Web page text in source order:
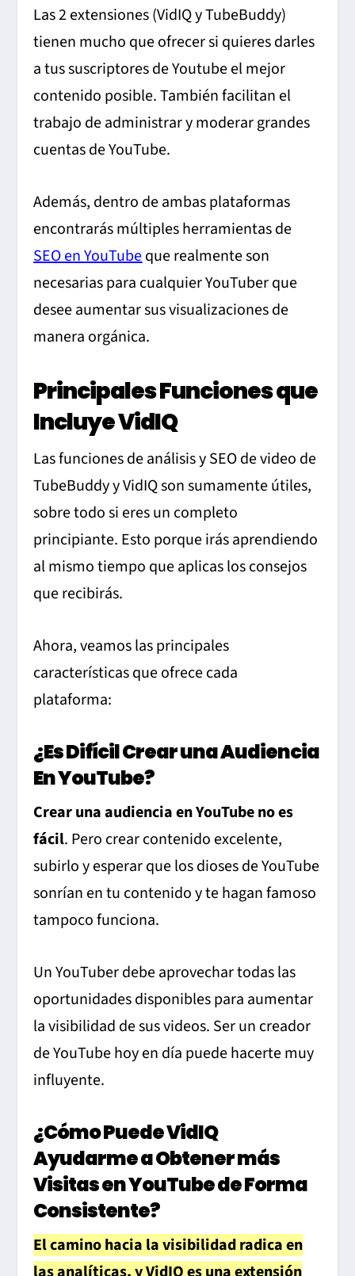
Las 2 extensiones (VidIQ y TubeBuddy)
tienen mucho que ofrecer si quieres darles
a tus suscriptores de Youtube el mejor
contenido posible. También facilitan el
trabajo de administrar y moderar grandes
cuentas de YouTube.
Además, dentro de ambas plataformas
encontrarás múltiples herramientas de
SEO en YouTubeque realmente son
necesarias para cualquier YouTuber que
desee aumentar sus visualizaciones de
manera orgánica.
Principales Funciones que
Incluye VidIQ
Las funciones de análisis y SEO de video de
TubeBuddy y VidIQ son sumamente útiles,
sobre todo si eres un completo
principiante. Esto porque irás aprendiendo
al mismo tiempo que aplicas los consejos
que recibirás.
Ahora, veamos las principales
características que ofrece cada
plataforma:
¿Es Difícil Crear una Audiencia
En YouTube?
Crear una audiencia en YouTube no es
fácil. Pero crear contenido excelente,
subirlo y esperar que los dioses de YouTube
sonrían en tu contenido y te hagan famoso
tampoco funciona.
Un YouTuber debe aprovechar todas las
oportunidades disponibles para aumentar
la visibilidad de sus videos. Ser un creador
de YouTube hoy en día puede hacerte muy
influyente.
¿Cómo Puede VidIQ
Ayudarme a Obtener más
Visitas en YouTube de Forma
Consistente?
El camino hacia la visibilidad radica en